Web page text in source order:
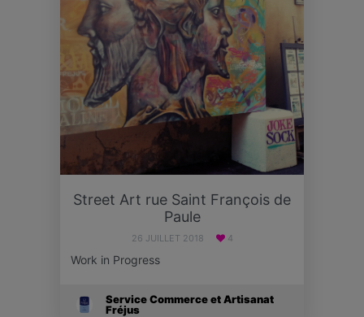
Street Art rue Saint François de
Paule
26 JUILLET 2018 4
Work in Progress
Service Commerce et Artisanat
Fréjus